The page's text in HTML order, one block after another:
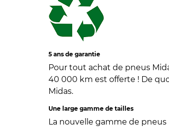
5 ans de garantie
Pour tout achat de pneus
40 000 km est offerte ! De
Midas.
Une large gamme de tailles
La nouvelle gamme de pneus